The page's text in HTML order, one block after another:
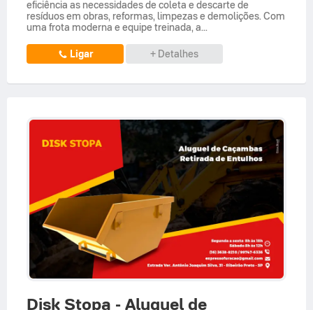
eficiência as necessidades de coleta e descarte de
resíduos em obras, reformas, limpezas e demolições. Com
uma frota moderna e equipe treinada, a...
Ligar + Detalhes
Disk Stopa - Aluguel de